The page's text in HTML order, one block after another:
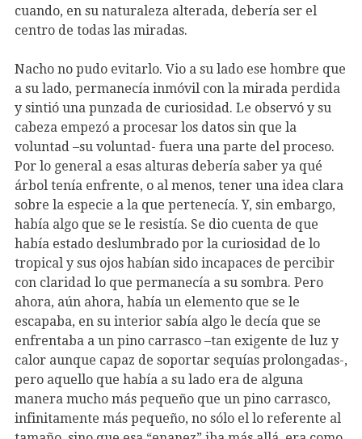
cuando, en su naturaleza alterada, debería ser el
centro de todas las miradas.
Nacho no pudo evitarlo. Vio a su lado ese hombre que
a su lado, permanecía inmóvil con la mirada perdida
y sintió una punzada de curiosidad. Le observó y su
cabeza empezó a procesar los datos sin que la
voluntad –su voluntad- fuera una parte del proceso.
Por lo general a esas alturas debería saber ya qué
árbol tenía enfrente, o al menos, tener una idea clara
sobre la especie a la que pertenecía. Y, sin embargo,
había algo que se le resistía. Se dio cuenta de que
había estado deslumbrado por la curiosidad de lo
tropical y sus ojos habían sido incapaces de percibir
con claridad lo que permanecía a su sombra. Pero
ahora, aún ahora, había un elemento que se le
escapaba, en su interior sabía algo le decía que se
enfrentaba a un pino carrasco –tan exigente de luz y
calor aunque capaz de soportar sequías prolongadas-,
pero aquello que había a su lado era de alguna
manera mucho más pequeño que un pino carrasco,
infinitamente más pequeño, no sólo el lo referente al